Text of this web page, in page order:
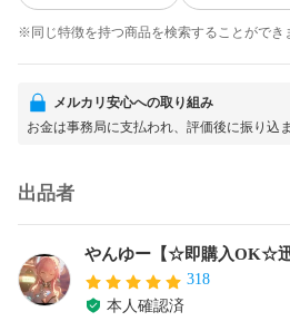
※同じ特徴を持つ商品を検索することができ
メルカリ安心への取り組み
お金は事務局に支払われ、評価後に振り込
出品者
やんゆー【☆即購入OK☆
318
本人確認済